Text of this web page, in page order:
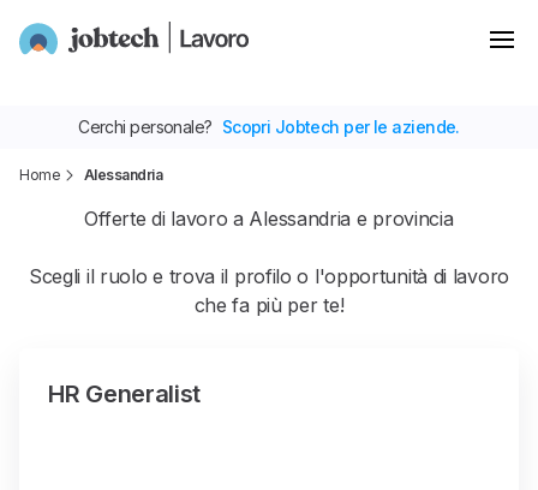
Home Alessandria
Offerte di lavoro a Alessandria e provincia
Scegli il ruolo e trova il profilo o l'opportunità di lavoro
che fa più per te!
HR Generalist
Cerchi personale? Scopri Jobtech per le aziende.